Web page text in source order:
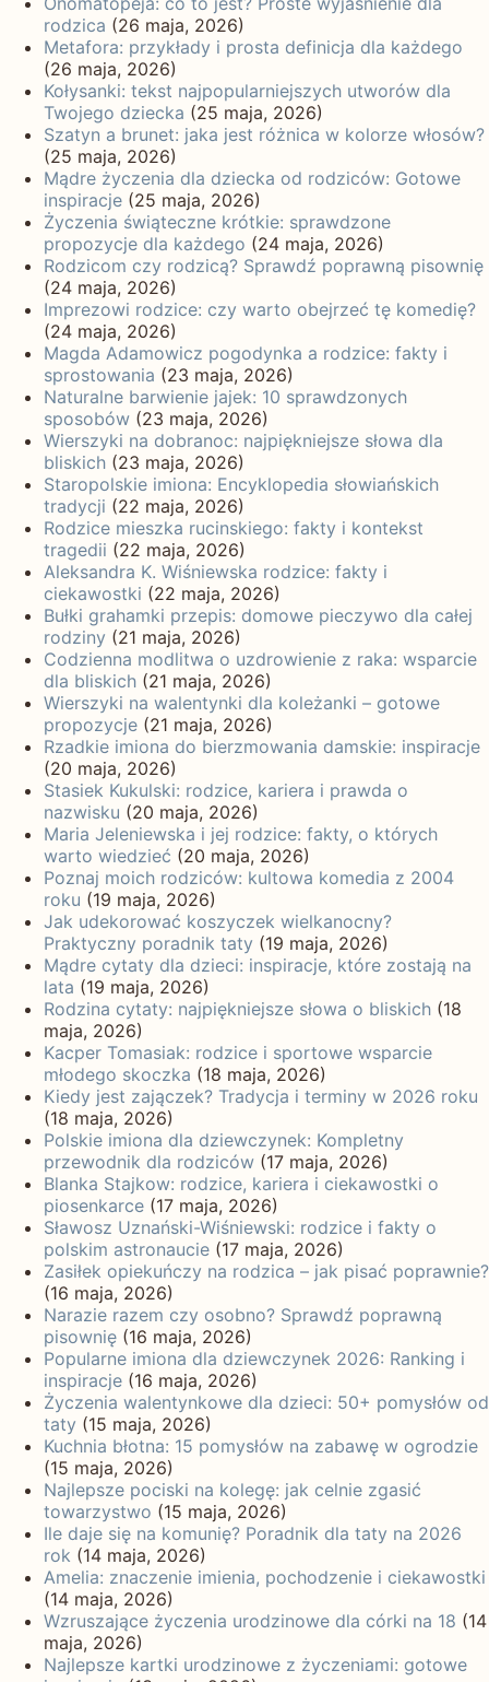
rodzica (26 maja, 2026)
Metafora: przykłady i prosta definicja dla każdego
(26 maja, 2026)
Kołysanki: tekst najpopularniejszych utworów dla
Twojego dziecka (25 maja, 2026)
Szatyn a brunet: jaka jest różnica w kolorze włosów?
(25 maja, 2026)
Mądre życzenia dla dziecka od rodziców: Gotowe
inspiracje (25 maja, 2026)
Życzenia świąteczne krótkie: sprawdzone
propozycje dla każdego (24 maja, 2026)
Rodzicom czy rodzicą? Sprawdź poprawną pisownię
(24 maja, 2026)
Imprezowi rodzice: czy warto obejrzeć tę komedię?
(24 maja, 2026)
Magda Adamowicz pogodynka a rodzice: fakty i
sprostowania (23 maja, 2026)
Naturalne barwienie jajek: 10 sprawdzonych
sposobów (23 maja, 2026)
Wierszyki na dobranoc: najpiękniejsze słowa dla
bliskich (23 maja, 2026)
Staropolskie imiona: Encyklopedia słowiańskich
tradycji (22 maja, 2026)
Rodzice mieszka rucinskiego: fakty i kontekst
tragedii (22 maja, 2026)
Aleksandra K. Wiśniewska rodzice: fakty i
ciekawostki (22 maja, 2026)
Bułki grahamki przepis: domowe pieczywo dla całej
rodziny (21 maja, 2026)
Codzienna modlitwa o uzdrowienie z raka: wsparcie
dla bliskich (21 maja, 2026)
Wierszyki na walentynki dla koleżanki – gotowe
propozycje (21 maja, 2026)
Rzadkie imiona do bierzmowania damskie: inspiracje
(20 maja, 2026)
Stasiek Kukulski: rodzice, kariera i prawda o
nazwisku (20 maja, 2026)
Maria Jeleniewska i jej rodzice: fakty, o których
warto wiedzieć (20 maja, 2026)
Poznaj moich rodziców: kultowa komedia z 2004
roku (19 maja, 2026)
Jak udekorować koszyczek wielkanocny?
Praktyczny poradnik taty (19 maja, 2026)
Mądre cytaty dla dzieci: inspiracje, które zostają na
lata (19 maja, 2026)
Rodzina cytaty: najpiękniejsze słowa o bliskich (18
maja, 2026)
Kacper Tomasiak: rodzice i sportowe wsparcie
młodego skoczka (18 maja, 2026)
Kiedy jest zajączek? Tradycja i terminy w 2026 roku
(18 maja, 2026)
Polskie imiona dla dziewczynek: Kompletny
przewodnik dla rodziców (17 maja, 2026)
Blanka Stajkow: rodzice, kariera i ciekawostki o
piosenkarce (17 maja, 2026)
Sławosz Uznański-Wiśniewski: rodzice i fakty o
polskim astronaucie (17 maja, 2026)
Zasiłek opiekuńczy na rodzica – jak pisać poprawnie?
(16 maja, 2026)
Narazie razem czy osobno? Sprawdź poprawną
pisownię (16 maja, 2026)
Popularne imiona dla dziewczynek 2026: Ranking i
inspiracje (16 maja, 2026)
Życzenia walentynkowe dla dzieci: 50+ pomysłów od
taty (15 maja, 2026)
Kuchnia błotna: 15 pomysłów na zabawę w ogrodzie
(15 maja, 2026)
Najlepsze pociski na kolegę: jak celnie zgasić
towarzystwo (15 maja, 2026)
Ile daje się na komunię? Poradnik dla taty na 2026
rok (14 maja, 2026)
Amelia: znaczenie imienia, pochodzenie i ciekawostki
(14 maja, 2026)
Wzruszające życzenia urodzinowe dla córki na 18 (14
maja, 2026)
Najlepsze kartki urodzinowe z życzeniami: gotowe